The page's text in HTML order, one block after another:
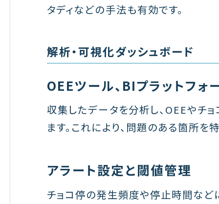
タディなどの手法も有効です。
解析・可視化ダッシュボード
OEEツール、BIプラットフォ
収集したデータを分析し、OEEやチ
ます。これにより、問題のある箇所を
アラート設定と閾値管理
チョコ停の発生頻度や停止時間など